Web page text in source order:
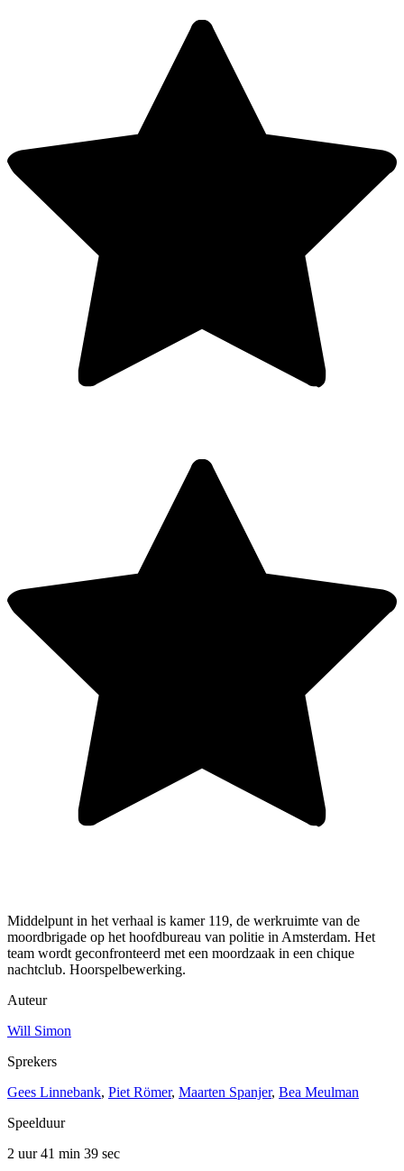
Middelpunt in het verhaal is kamer 119, de werkruimte van de
moordbrigade op het hoofdbureau van politie in Amsterdam. Het
team wordt geconfronteerd met een moordzaak in een chique
nachtclub. Hoorspelbewerking.
Auteur
Will Simon
Sprekers
Gees Linnebank, Piet Römer, Maarten Spanjer, Bea Meulman
Speelduur
2 uur 41 min 39 sec